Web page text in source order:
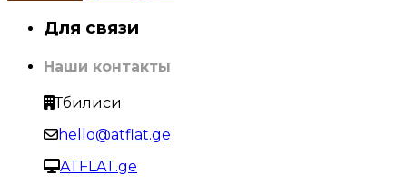
Для связи
Наши контакты
Тбилиси
hello@atflat.ge
ATFLAT.ge